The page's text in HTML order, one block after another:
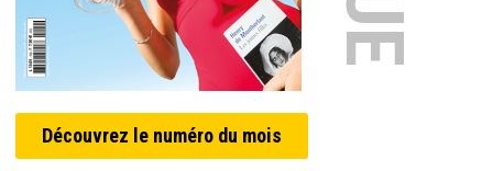
Découvrez le numéro du mois